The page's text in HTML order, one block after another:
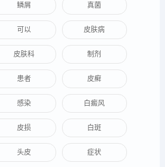
鳞屑 真菌
可以 皮肤病
皮肤科 制剂
患者 皮癣
感染 白癜风
皮损 白斑
头皮 症状